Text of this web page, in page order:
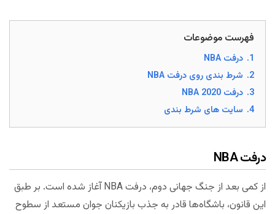
فهرست موضوعات
1. درفت NBA
2. شرط بندی روی درفت NBA
3. درفت NBA 2020
4. سایت های شرط بندی
درفت NBA
از کمی بعد از جنگ جهانی دوم، درفت NBA آغاز شده است. بر طبق
این قانون، باشگاه‌ها قادر به جذب بازیکنان جوان مستعد از سطوح